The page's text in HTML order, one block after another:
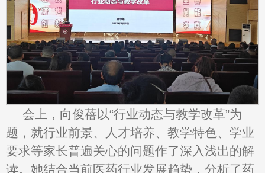
会上，向俊蓓以“行业动态与教学改革”为
题，就行业前景、人才培养、教学特色、学业
要求等家长普遍关心的问题作了深入浅出的解
读。她结合当前医药行业发展趋势，分析了药